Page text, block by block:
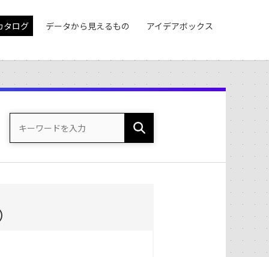
タログ データから見えるもの アイデアボックス